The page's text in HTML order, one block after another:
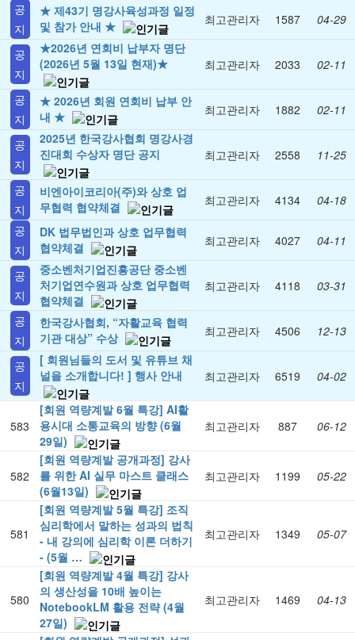
공
지
★ 제43기 명강사육성과정 일정
및 참가 안내 ★
최고관리자 1587 04-29
공
지
★2026년 연회비 납부자 명단
(2026년 5월 13일 현재)★
최고관리자 2033 02-11
공
지
★ 2026년 회원 연회비 납부 안
내 ★
최고관리자 1882 02-11
공
지
2025년 한국강사협회 명강사경
진대회 수상자 명단 공지
최고관리자 2558 11-25
공
지
비엔아이코리아(주)와 상호 업
무협력 협약체결
최고관리자 4134
04-18
공
지
DK 법무법인과 상호 업무협력
협약체결
최고관리자 4027 04-11
공
지
중소벤처기업진흥공단 중소벤
처기업연수원과 상호 업무협력
협약체결
최고관리자 4118 03-31
공
지
한국강사협회, “자활교육 협력
기관 대상” 수상
최고관리자 4506 12-13
공
지
[ 회원님들의 도서 및 유튜브 채
널을 소개합니다! ] 행사 안내
최고관리자 6519 04-02
583
[회원 역량계발 6월 특강] AI활
용시대 소통교육의 방향 (6월
29일)
최고관리자 887 06-12
582
[회원 역량계발 공개과정] 강사
를 위한 AI 실무 마스트 클래스
(6월13일)
최고관리자 1199 05-22
581
[회원 역량계발 5월 특강] 조직
심리학에서 말하는 성과의 법칙
- 내 강의에 심리학 이론 더하기
- (5월 …
최고관리자 1349 05-07
580
[회원 역량계발 4월 특강] 강사
의 생산성을 10배 높이는
NotebookLM 활용 전략 (4월
27일)
최고관리자 1469 04-13